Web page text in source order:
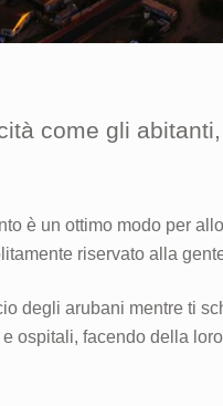
come gli
è un ottimo modo per
riservato alla
degli arubani mentre ti
ospitali, facendo della